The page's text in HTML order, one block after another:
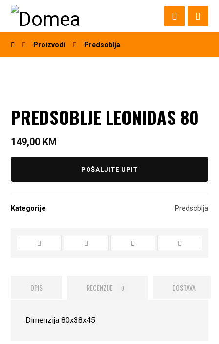
Proizvodi Predsoblja
PREDSOBLJE LEONIDAS 80
149,00 KM
POŠALJITE UPIT
Kategorije Predsoblja
OPIS RECENZIJE 0 DOSTAVA
Dimenzija 80x38x45